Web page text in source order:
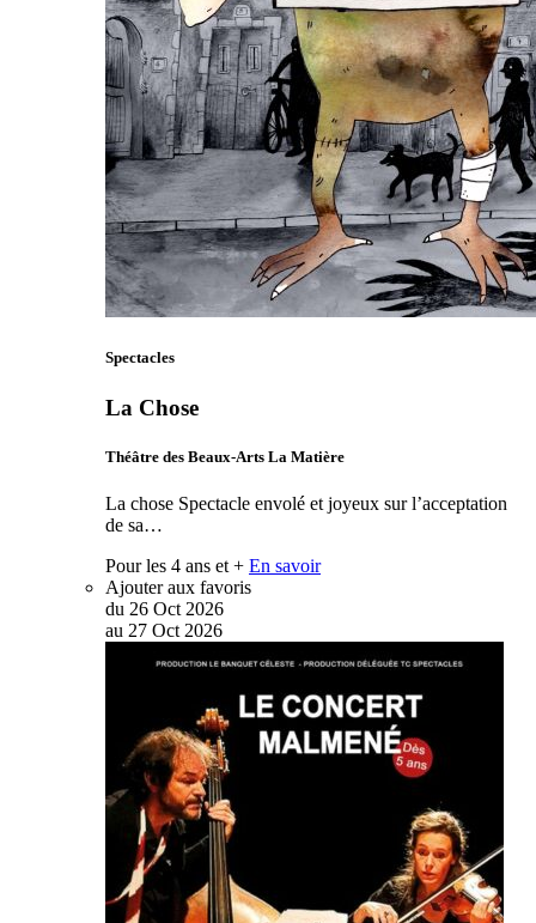
Spectacles
La Chose
Théâtre des Beaux-Arts La Matière
La chose Spectacle envolé et joyeux sur l’acceptation
de sa…
Pour les 4 ans et + En savoir
Ajouter aux favoris
du 26 Oct 2026
au 27 Oct 2026